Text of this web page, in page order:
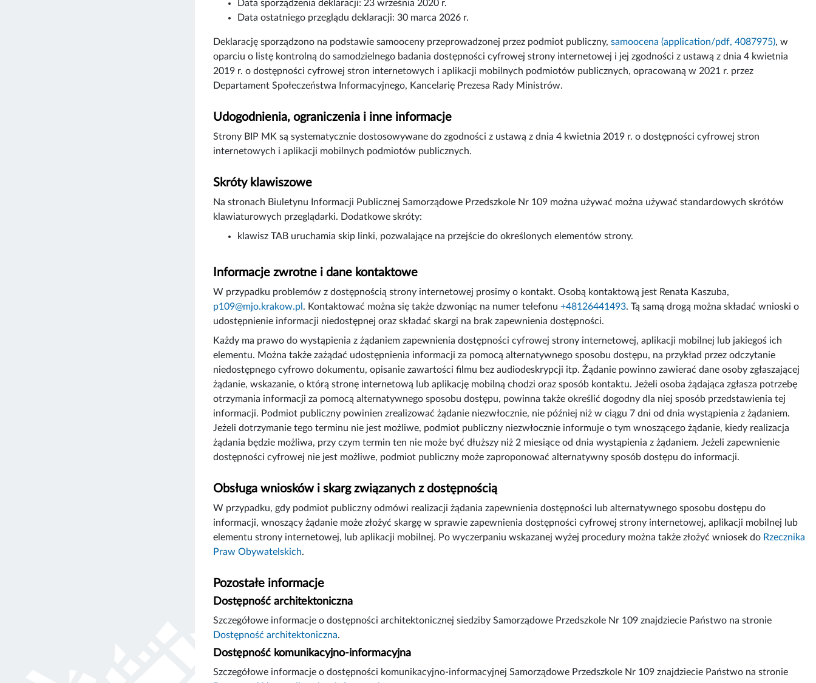
Data sporządzenia deklaracji: 23 września 2020 r.
Data ostatniego przeglądu deklaracji: 30 marca 2026 r.
Deklarację sporządzono na podstawie samooceny przeprowadzonej przez podmiot publiczny, samoocena (application/pdf, 4087975), w
oparciu o listę kontrolną do samodzielnego badania dostępności cyfrowej strony internetowej i jej zgodności z ustawą z dnia 4 kwietnia
2019 r. o dostępności cyfrowej stron internetowych i aplikacji mobilnych podmiotów publicznych, opracowaną w 2021 r. przez
Departament Społeczeństwa Informacyjnego, Kancelarię Prezesa Rady Ministrów.
Udogodnienia, ograniczenia i inne informacje
Strony BIP MK są systematycznie dostosowywane do zgodności z ustawą z dnia 4 kwietnia 2019 r. o dostępności cyfrowej stron
internetowych i aplikacji mobilnych podmiotów publicznych.
Skróty klawiszowe
Na stronach Biuletynu Informacji Publicznej Samorządowe Przedszkole Nr 109 można używać można używać standardowych skrótów
klawiaturowych przeglądarki. Dodatkowe skróty:
klawisz TAB uruchamia skip linki, pozwalające na przejście do określonych elementów strony.
Informacje zwrotne i dane kontaktowe
W przypadku problemów z dostępnością strony internetowej prosimy o kontakt. Osobą kontaktową jest Renata Kaszuba,
p109@mjo.krakow.pl. Kontaktować można się także dzwoniąc na numer telefonu +48126441493. Tą samą drogą można składać wnioski o
udostępnienie informacji niedostępnej oraz składać skargi na brak zapewnienia dostępności.
Każdy ma prawo do wystąpienia z żądaniem zapewnienia dostępności cyfrowej strony internetowej, aplikacji mobilnej lub jakiegoś ich
elementu. Można także zażądać udostępnienia informacji za pomocą alternatywnego sposobu dostępu, na przykład przez odczytanie
niedostępnego cyfrowo dokumentu, opisanie zawartości filmu bez audiodeskrypcji itp. Żądanie powinno zawierać dane osoby zgłaszającej
żądanie, wskazanie, o którą stronę internetową lub aplikację mobilną chodzi oraz sposób kontaktu. Jeżeli osoba żądająca zgłasza potrzebę
otrzymania informacji za pomocą alternatywnego sposobu dostępu, powinna także określić dogodny dla niej sposób przedstawienia tej
informacji. Podmiot publiczny powinien zrealizować żądanie niezwłocznie, nie później niż w ciągu 7 dni od dnia wystąpienia z żądaniem.
Jeżeli dotrzymanie tego terminu nie jest możliwe, podmiot publiczny niezwłocznie informuje o tym wnoszącego żądanie, kiedy realizacja
żądania będzie możliwa, przy czym termin ten nie może być dłuższy niż 2 miesiące od dnia wystąpienia z żądaniem. Jeżeli zapewnienie
dostępności cyfrowej nie jest możliwe, podmiot publiczny może zaproponować alternatywny sposób dostępu do informacji.
Obsługa wniosków i skarg związanych z dostępnością
W przypadku, gdy podmiot publiczny odmówi realizacji żądania zapewnienia dostępności lub alternatywnego sposobu dostępu do
informacji, wnoszący żądanie może złożyć skargę w sprawie zapewnienia dostępności cyfrowej strony internetowej, aplikacji mobilnej lub
elementu strony internetowej, lub aplikacji mobilnej. Po wyczerpaniu wskazanej wyżej procedury można także złożyć wniosek do Rzecznika
Praw Obywatelskich.
Pozostałe informacje
Dostępność architektoniczna
Szczegółowe informacje o dostępności architektonicznej siedziby Samorządowe Przedszkole Nr 109 znajdziecie Państwo na stronie
Dostępność architektoniczna.
Dostępność komunikacyjno-informacyjna
Szczegółowe informacje o dostępności komunikacyjno-informacyjnej Samorządowe Przedszkole Nr 109 znajdziecie Państwo na stronie